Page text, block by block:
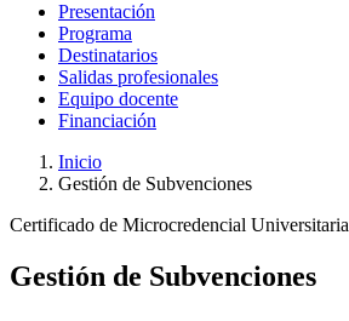
Presentación
Programa
Destinatarios
Salidas profesionales
Equipo docente
Financiación
Inicio
Gestión de Subvenciones
Certificado de Microcredencial Universitaria
Gestión de Subvenciones